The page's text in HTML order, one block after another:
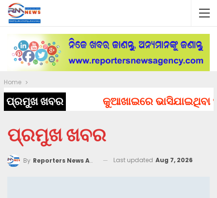
Home
ପ୍ରମୁଖ ଖବର କୁଆଖାଇରେ ଭାସିଯାଇଥିବା
ପ୍ରମୁଖ ଖବର
By Reporters News Agency Last updated Aug 7, 2026